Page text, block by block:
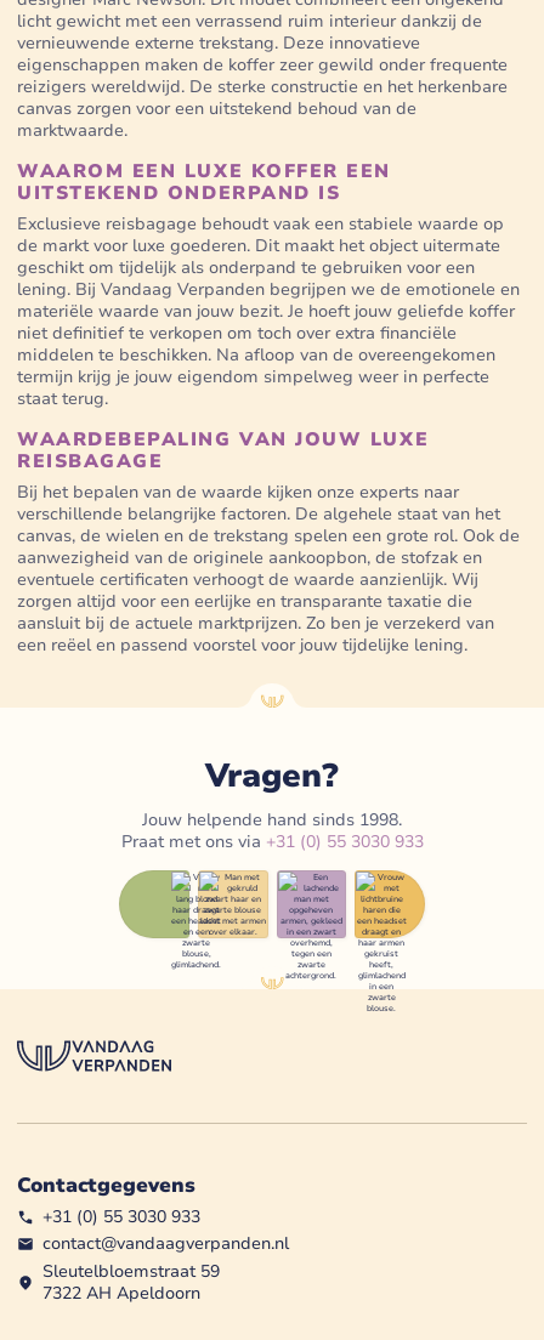
licht gewicht met een verrassend ruim interieur dankzij de
vernieuwende externe trekstang. Deze innovatieve
eigenschappen maken de koffer zeer gewild onder frequente
reizigers wereldwijd. De sterke constructie en het herkenbare
canvas zorgen voor een uitstekend behoud van de
marktwaarde.
WAAROM EEN LUXE KOFFER EEN
UITSTEKEND ONDERPAND IS
Exclusieve reisbagage behoudt vaak een stabiele waarde op
de markt voor luxe goederen. Dit maakt het object uitermate
geschikt om tijdelijk als onderpand te gebruiken voor een
lening. Bij Vandaag Verpanden begrijpen we de emotionele en
materiële waarde van jouw bezit. Je hoeft jouw geliefde koffer
niet definitief te verkopen om toch over extra financiële
middelen te beschikken. Na afloop van de overeengekomen
termijn krijg je jouw eigendom simpelweg weer in perfecte
staat terug.
WAARDEBEPALING VAN JOUW LUXE
REISBAGAGE
Bij het bepalen van de waarde kijken onze experts naar
verschillende belangrijke factoren. De algehele staat van het
canvas, de wielen en de trekstang spelen een grote rol. Ook de
aanwezigheid van de originele aankoopbon, de stofzak en
eventuele certificaten verhoogt de waarde aanzienlijk. Wij
zorgen altijd voor een eerlijke en transparante taxatie die
aansluit bij de actuele marktprijzen. Zo ben je verzekerd van
een reëel en passend voorstel voor jouw tijdelijke lening.
Vragen?
Jouw helpende hand sinds 1998.
Praat met ons via +31 (0) 55 3030 933
Contactgegevens
+31 (0) 55 3030 933
contact@vandaagverpanden.nl
Sleutelbloemstraat 59
7322 AH Apeldoorn